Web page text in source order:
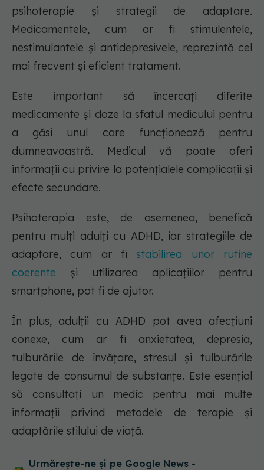
psihoterapie și strategii de adaptare.
Medicamentele, cum ar fi stimulentele,
nestimulantele și antidepresivele, reprezintă cel
mai frecvent și eficient tratament.
Este important să încercați diferite
medicamente și doze la sfatul medicului pentru
a găsi unul care funcționează pentru
dumneavoastră. Medicul vă poate oferi
informații cu privire la potențialele complicații și
efecte secundare.
Psihoterapia este, de asemenea, benefică
pentru mulți adulți cu ADHD, iar strategiile de
adaptare, cum ar fistabilirea unor rutine
coerente și utilizarea aplicațiilor pentru
smartphone, pot fi de ajutor.
În plus, adulții cu ADHD pot avea afecțiuni
conexe, cum ar fi anxietatea, depresia,
tulburările de învățare, stresul și tulburările
legate de consumul de substanțe. Este esențial
să consultați un medic pentru mai multe
informații privind metodele de terapie și
adaptările stilului de viață.
Urmărește-ne și pe Google News -